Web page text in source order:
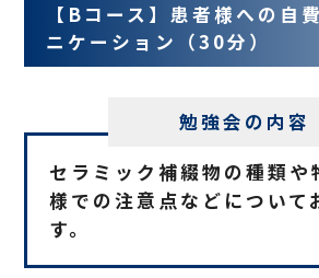
【Bコース】患者様への自
ニケーション（30分）
勉強会の内容
セラミック補綴物の種類や
様での注意点などについて
す。